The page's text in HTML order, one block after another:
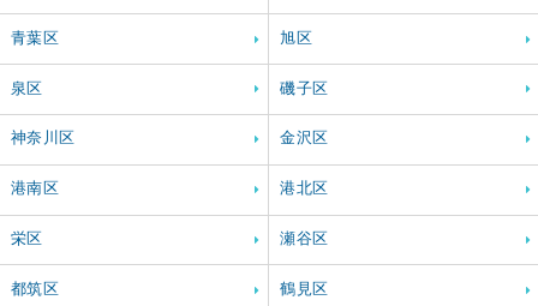
青葉区 旭区
泉区 磯子区
神奈川区 金沢区
港南区 港北区
栄区 瀬谷区
都筑区 鶴見区